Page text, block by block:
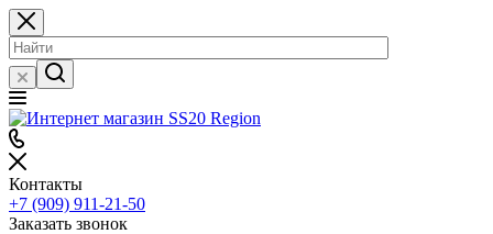
Контакты
+7 (909) 911-21-50
Заказать звонок